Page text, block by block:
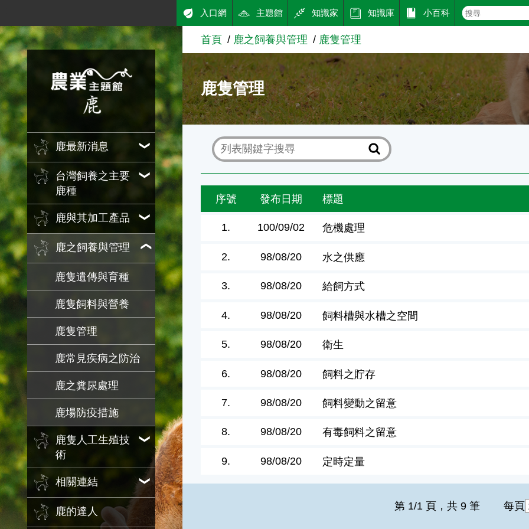
跳到主要內容
農業知識入口網
鹿最新消息
台灣飼養之主要
鹿種
鹿與其加工產品
鹿之飼養與管理
鹿隻遺傳與育種
鹿隻飼料與營養
鹿隻管理
鹿常見疾病之防治
鹿之糞尿處理
鹿場防疫措施
鹿隻人工生殖技
術
相關連結
鹿的達人
入口網 主題館 知識家 知識庫 小百科
首頁 鹿之飼養與管理 鹿隻管理
鹿隻管理
序號 發布日期 標題
1. 100/09/02 危機處理
2. 98/08/20 水之供應
3. 98/08/20 給飼方式
4. 98/08/20 飼料槽與水槽之空間
5. 98/08/20 衛生
6. 98/08/20 飼料之貯存
7. 98/08/20 飼料變動之留意
8. 98/08/20 有毒飼料之留意
9. 98/08/20 定時定量
第 1/1 頁，共 9 筆 每頁